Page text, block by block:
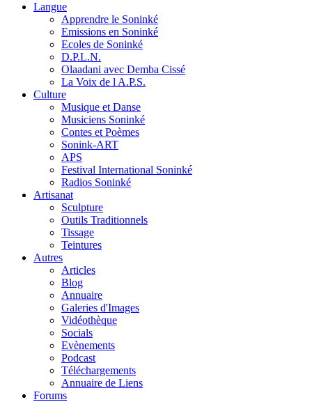
Langue
Apprendre le Soninké
Emissions en Soninké
Ecoles de Soninké
D.P.L.N.
Olaadani avec Demba Cissé
La Voix de l A.P.S.
Culture
Musique et Danse
Musiciens Soninké
Contes et Poèmes
Sonink-ART
APS
Festival International Soninké
Radios Soninké
Artisanat
Sculpture
Outils Traditionnels
Tissage
Teintures
Autres
Articles
Blog
Annuaire
Galeries d'Images
Vidéothèque
Socials
Evènements
Podcast
Téléchargements
Annuaire de Liens
Forums